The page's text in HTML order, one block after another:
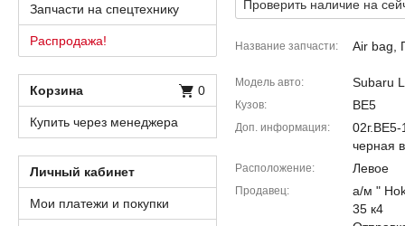
Проверить наличие на
Название запчасти Air bag,
Модель авто Subaru
Кузов BE5
Доп. информация
черная
Расположение Левое
Продавец
а/м "
35 к4
Запчасти на спецтехнику
Распродажа!
Корзина 0
Купить через менеджера
Личный кабинет
Мои платежи и покупки